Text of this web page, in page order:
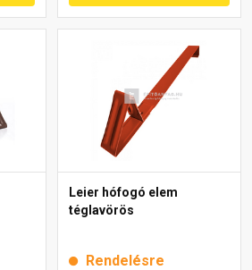
Leier hófogó elem
téglavörös
Rendelésre